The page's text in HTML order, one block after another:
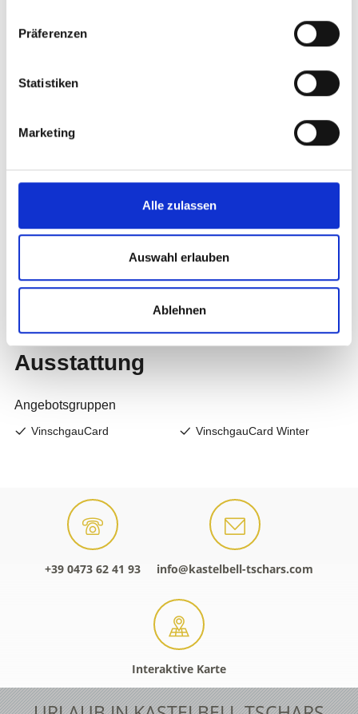
Präferenzen
Statistiken
Marketing
Alle zulassen
Auswahl erlauben
Ablehnen
+39 0473 62 41 93 info@kastelbell-tschars.com
Interaktive Karte